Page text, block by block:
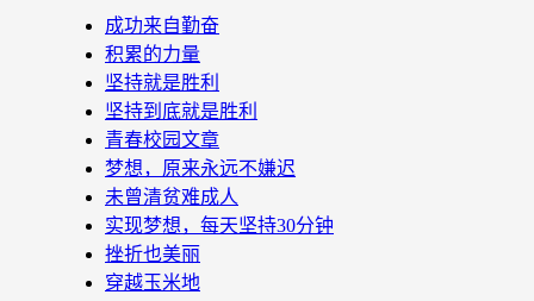
成功来自勤奋
积累的力量
坚持就是胜利
坚持到底就是胜利
青春校园文章
梦想，原来永远不嫌迟
未曾清贫难成人
实现梦想，每天坚持30分钟
挫折也美丽
穿越玉米地